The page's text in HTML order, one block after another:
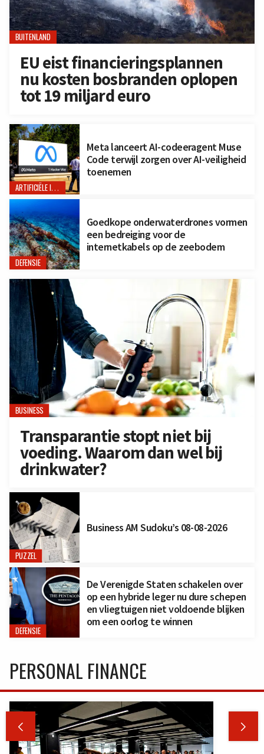
BUITENLAND
EU eist financieringsplannen
nu kosten bosbranden oplopen
tot 19 miljard euro
ARTIFICIËLE INTELLIGENTIE
Meta lanceert AI-codeeragent Muse
Code terwijl zorgen over AI-veiligheid
toenemen
DEFENSIE
Goedkope onderwaterdrones vormen
een bedreiging voor de
internetkabels op de zeebodem
BUSINESS
Transparantie stopt niet bij
voeding. Waarom dan wel bij
drinkwater?
PUZZEL
Business AM Sudoku’s 08-08-2026
DEFENSIE
De Verenigde Staten schakelen over
op een hybride leger nu dure schepen
en vliegtuigen niet voldoende blijken
om een oorlog te winnen
PERSONAL FINANCE
 